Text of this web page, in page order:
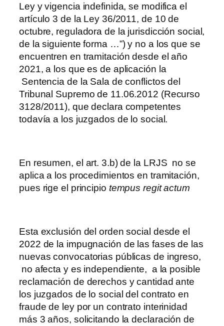
Ley y vigencia indefinida, se modifica el
artículo 3 de la Ley 36/2011, de 10 de
octubre, reguladora de la jurisdicción social,
de la siguiente forma …”) y no a los que se
encuentren en tramitación desde el año
2021, a los que es de aplicación la
Sentencia de la Sala de conflictos del
Tribunal Supremo de 11.06.2012 (Recurso
3128/2011), que declara competentes
todavía a los juzgados de lo social.
En resumen, el art. 3.b) de la LRJS no se
aplica a los procedimientos en tramitación,
pues rige el principio tempus regit actum
Esta exclusión del orden social desde el
2022 de la impugnación de las fases de las
nuevas convocatorias públicas de ingreso,
no afecta y es independiente, a la posible
reclamación de derechos y cantidad ante
los juzgados de lo social del contrato en
fraude de ley por un contrato interinidad
más 3 años, solicitando la declaración de